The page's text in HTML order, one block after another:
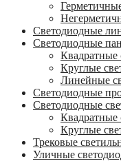
Светодиодные
Светодиодные
Квадратные
Круглые
Линейные
Светодиодные
Светодиодные
Квадратные
Круглые
Трековые
Уличные